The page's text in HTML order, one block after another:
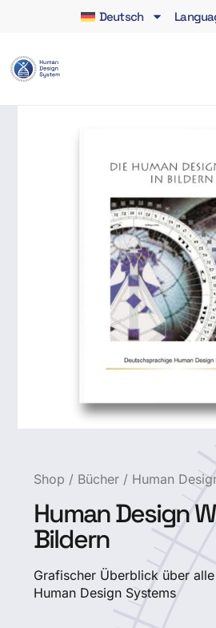
Deutsch
Shop / Bücher / Human
Human Design
Bildern
Grafischer Überblick über
Human Design Systems